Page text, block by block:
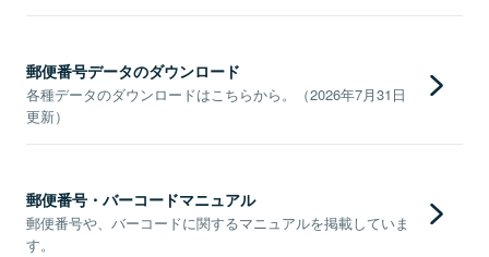
郵便番号データのダウンロード
各種データのダウンロードはこちらから。（2026年7月31日
更新）
郵便番号・バーコードマニュアル
郵便番号や、バーコードに関するマニュアルを掲載していま
す。